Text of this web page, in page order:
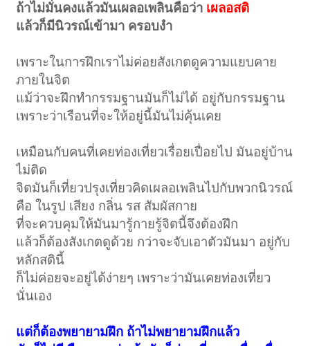
ถ้าไม่มั่นคงแล้วมันเผลอเพลินคือว่า เผลอสติ
แล้วก็มีนิวรณ์เข้ามา ครอบงำ
เพราะในการฝึกเราไม่ค่อยสังเกตดูความแยบคาย
ภายในจิต
แม้ว่าจะฝึกทำกรรมฐานมันก็ไม่ได้ อยู่กับกรรมฐาน
เพราะว่าเรือนที่จะให้อยู่นี้มันไม่คุ้นเคย
เหมือนกับคนที่เคยท่องเที่ยวเรื่อยเปื่อยไป มันอยู่บ้าน
ไม่ติด
จิตมันก็เที่ยวปรุงเที่ยวคิดเผลอเพลินไปกับพวกนิวรณ์
คือ ในรูป เสียง กลิ่น รส สัมผัสกาย
ที่จะควบคุมให้มันมารู้กายรู้จิตนี้จึงต้องฝึก
แล้วก็ต้องสังเกตดูด้วย กว่าจะจับเอาตัวมันมา อยู่กับ
หลักสตินี้
ก็ไม่ค่อยจะอยู่ได้ง่ายๆ เพราะว่ามันเคยท่องเที่ยว
นั่นเอง
แต่ก็ต้องพยายามฝึก ถ้าไม่พยายามฝึกแล้ว